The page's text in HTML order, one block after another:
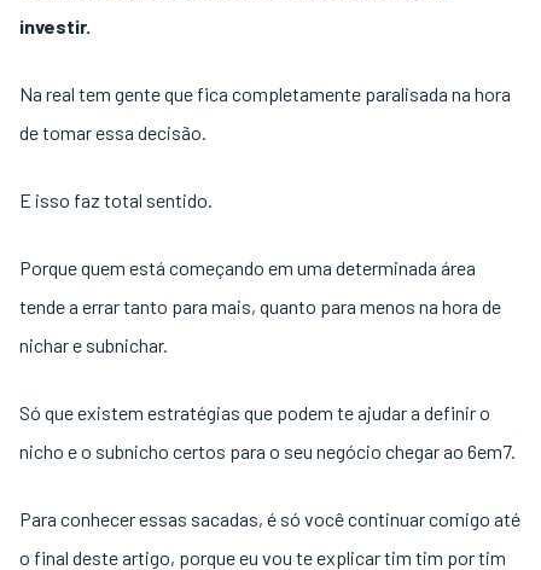
investir.
Na real tem gente que fica completamente paralisada na hora
de tomar essa decisão.
E isso faz total sentido.
Porque quem está começando em uma determinada área
tende a errar tanto para mais, quanto para menos na hora de
nichar e subnichar.
Só que existem estratégias que podem te ajudar a definir o
nicho e o subnicho certos para o seu negócio chegar ao 6em7.
Para conhecer essas sacadas, é só você continuar comigo até
o final deste artigo, porque eu vou te explicar tim tim por tim